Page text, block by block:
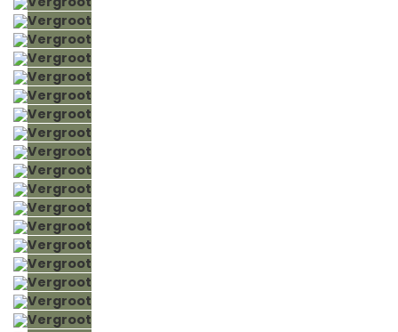
Vergroot
Vergroot
Vergroot
Vergroot
Vergroot
Vergroot
Vergroot
Vergroot
Vergroot
Vergroot
Vergroot
Vergroot
Vergroot
Vergroot
Vergroot
Vergroot
Vergroot